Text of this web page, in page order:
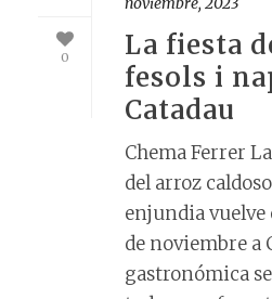
0
La fiesta
fesols i
Catadau
Chema Ferrer
del arroz
enjundia vuelve
de noviembre a
gastronómica